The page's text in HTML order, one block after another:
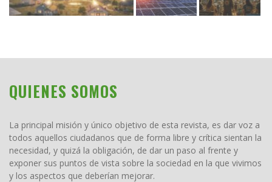
QUIENES SOMOS
La principal misión y único objetivo de esta revista, es dar voz a
todos aquellos ciudadanos que de forma libre y crítica sientan la
necesidad, y quizá la obligación, de dar un paso al frente y
exponer sus puntos de vista sobre la sociedad en la que vivimos
y los aspectos que deberían mejorar.